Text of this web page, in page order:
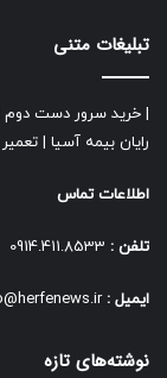
تبلیغات متنی
خرید سرور دست دوم
رایان بیمه آسیا
اطلاعات تماس
تلفن :
ایمیل : info@herfenews.ir
نوشته‌های تازه